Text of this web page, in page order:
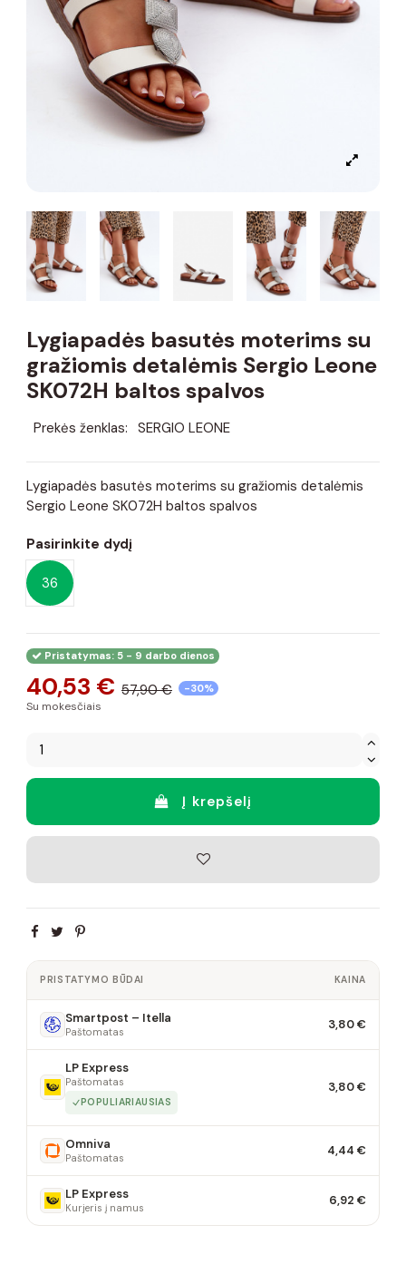
Lygiapadės basutės moterims su
gražiomis detalėmis Sergio Leone
SK072H baltos spalvos
Prekės ženklas: SERGIO LEONE
Lygiapadės basutės moterims su gražiomis detalėmis
Sergio Leone SK072H baltos spalvos
Pasirinkite dydį
36
Pristatymas: 5 - 9 darbo dienos
40,53 € 57,90 € -30%
Su mokesčiais
Į krepšelį
PRISTATYMO BŪDAI KAINA
Smartpost – Itella
Paštomatas 3,80 €
LP Express
Paštomatas
POPULIARIAUSIAS
3,80 €
Omniva
Paštomatas 4,44 €
LP Express
Kurjeris į namus 6,92 €